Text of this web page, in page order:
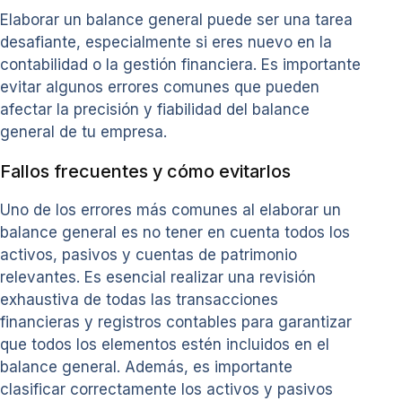
Elaborar un balance general puede ser una tarea
desafiante, especialmente si eres nuevo en la
contabilidad o la gestión financiera. Es importante
evitar algunos errores comunes que pueden
afectar la precisión y fiabilidad del balance
general de tu empresa.
Fallos frecuentes y cómo evitarlos
Uno de los errores más comunes al elaborar un
balance general es no tener en cuenta todos los
activos, pasivos y cuentas de patrimonio
relevantes. Es esencial realizar una revisión
exhaustiva de todas las transacciones
financieras y registros contables para garantizar
que todos los elementos estén incluidos en el
balance general. Además, es importante
clasificar correctamente los activos y pasivos